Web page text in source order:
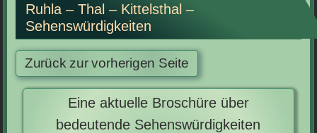
Ruhla – Thal – Kittelsthal –
Sehenswürdigkeiten
Eine aktuelle Broschüre über
bedeutende Sehenswürdigkeiten